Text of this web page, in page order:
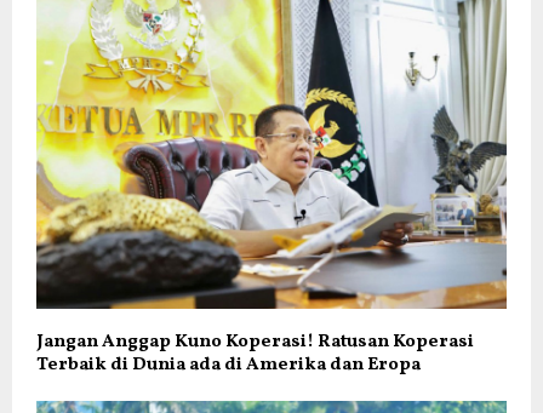
Jangan Anggap Kuno Koperasi! Ratusan Koperasi
Terbaik di Dunia ada di Amerika dan Eropa